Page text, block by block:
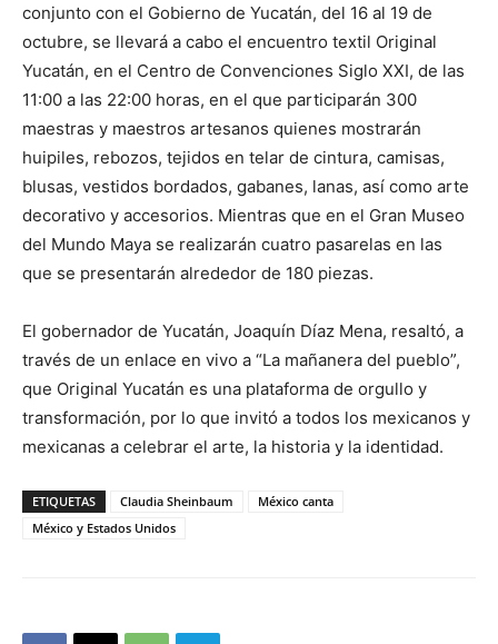
conjunto con el Gobierno de Yucatán, del 16 al 19 de
octubre, se llevará a cabo el encuentro textil Original
Yucatán, en el Centro de Convenciones Siglo XXI, de las
11:00 a las 22:00 horas, en el que participarán 300
maestras y maestros artesanos quienes mostrarán
huipiles, rebozos, tejidos en telar de cintura, camisas,
blusas, vestidos bordados, gabanes, lanas, así como arte
decorativo y accesorios. Mientras que en el Gran Museo
del Mundo Maya se realizarán cuatro pasarelas en las
que se presentarán alrededor de 180 piezas.
El gobernador de Yucatán, Joaquín Díaz Mena, resaltó, a
través de un enlace en vivo a “La mañanera del pueblo”,
que Original Yucatán es una plataforma de orgullo y
transformación, por lo que invitó a todos los mexicanos y
mexicanas a celebrar el arte, la historia y la identidad.
ETIQUETAS Claudia Sheinbaum
México canta
México y Estados Unidos